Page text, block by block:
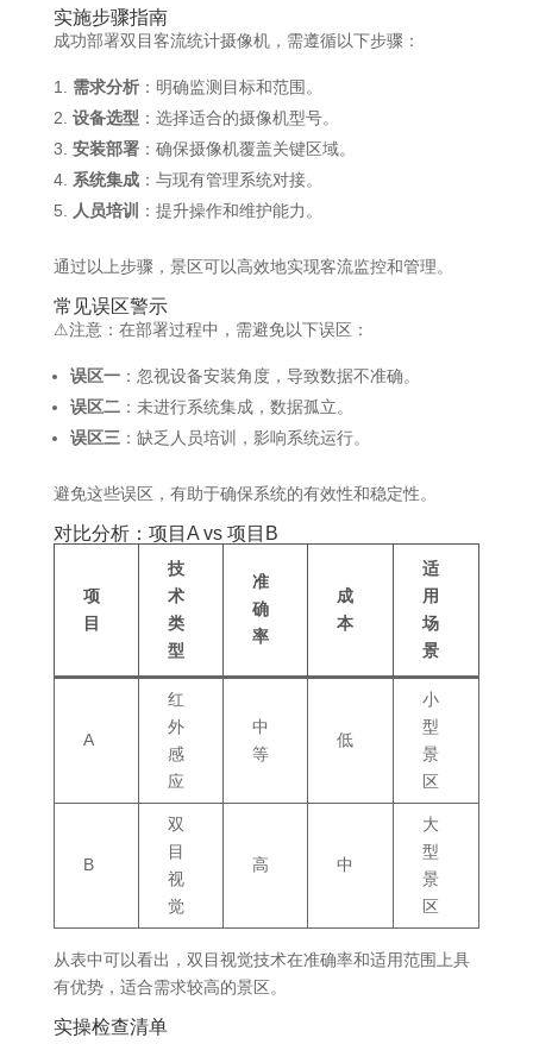
实施步骤指南
成功部署双目客流统计摄像机，需遵循以下步骤：​
需求分析：​明确监测目标和范围。
设备选型 ：​选择适合的摄像机型号。
安装部署：​确保摄像机覆盖关键区域。
系统集成：​与现有管理系统对接。
人员培训
：​提升操作和维护能力。​
通过以上步骤，景区可以高效地实现客流监控和管理。​
常见误区警示
⚠注意：在部署过程中，需避免以下误区：​
误区一：​忽视设备安装角度，导致数据不准确。
误区二：​未进行系统集成，数据孤立。
误区三：​缺乏人员培训，影响系统运行。​
避免这些误区，有助于确保系统的有效性和稳定性。​
对比分析：项目A vs 项目B
项
目
技
术
类
型
准
确
率
成
本
适
用
场
景
A
红
外
感
应
中
等
低
小
型
景
区
B
双
目
视
觉
高 中
大
型
景
区
从表中可以看出，双目视觉技术在准确率和适用范围上具
有优势，适合需求较高的景区。
实操检查清单